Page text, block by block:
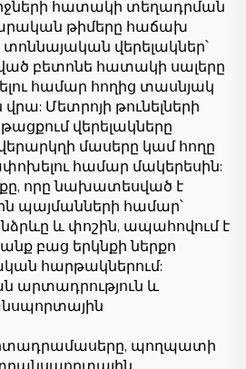
հատակի տեղադրման
թիմերը հաճախ
տոննայական վերելակներ՝
բետոնե հատակի սալերը
համար հողից տասնյակ
Մետրոյի թունելների
վերելակները
մասերը կամ հողը
համար մակերեսին:
որը նախատեսված է
պայմանների համար՝
և փոշին, ապահովում է
բաց երկնքի ներքո
հարթակներում:
արտադրություն և
պողպատի